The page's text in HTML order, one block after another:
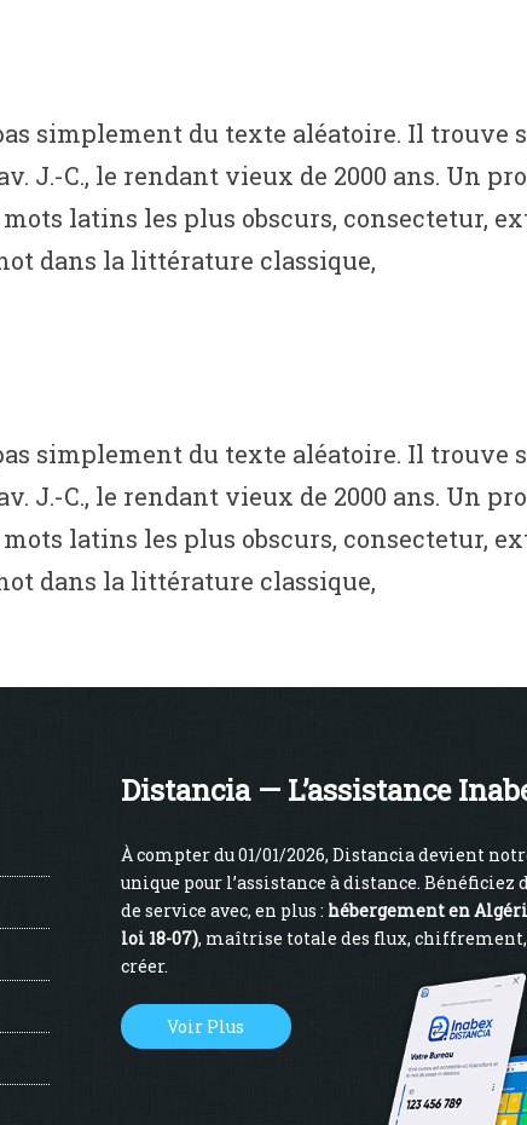
simplement du texte aléatoire. Il trouve
J.-C., le rendant vieux de 2000 ans. Un
latins les plus obscurs, consectetur,
dans la littérature classique,
simplement du texte aléatoire. Il trouve
J.-C., le rendant vieux de 2000 ans. Un
latins les plus obscurs, consectetur,
dans la littérature classique,
Distancia — L’assistance
À compter du 01/01/2026, Distancia devient
unique pour l’assistance à distance. Bénéficiez
de service avec, en plus : hébergement en
loi 18-07), maîtrise totale des flux, chiffrement,
créer.
Voir Plus